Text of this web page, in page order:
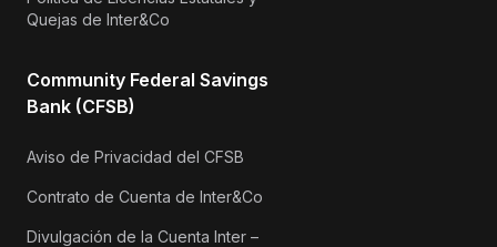
Quejas de Inter&Co
Community Federal Savings
Bank (CFSB)
Aviso de Privacidad del CFSB
Contrato de Cuenta de Inter&Co
Divulgación de la Cuenta Inter –